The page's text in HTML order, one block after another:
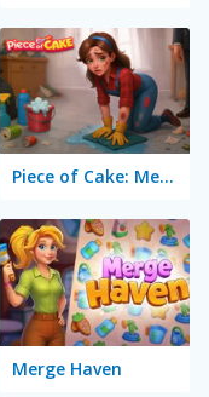
Piece of Cake: Merge and Bake
Merge Haven